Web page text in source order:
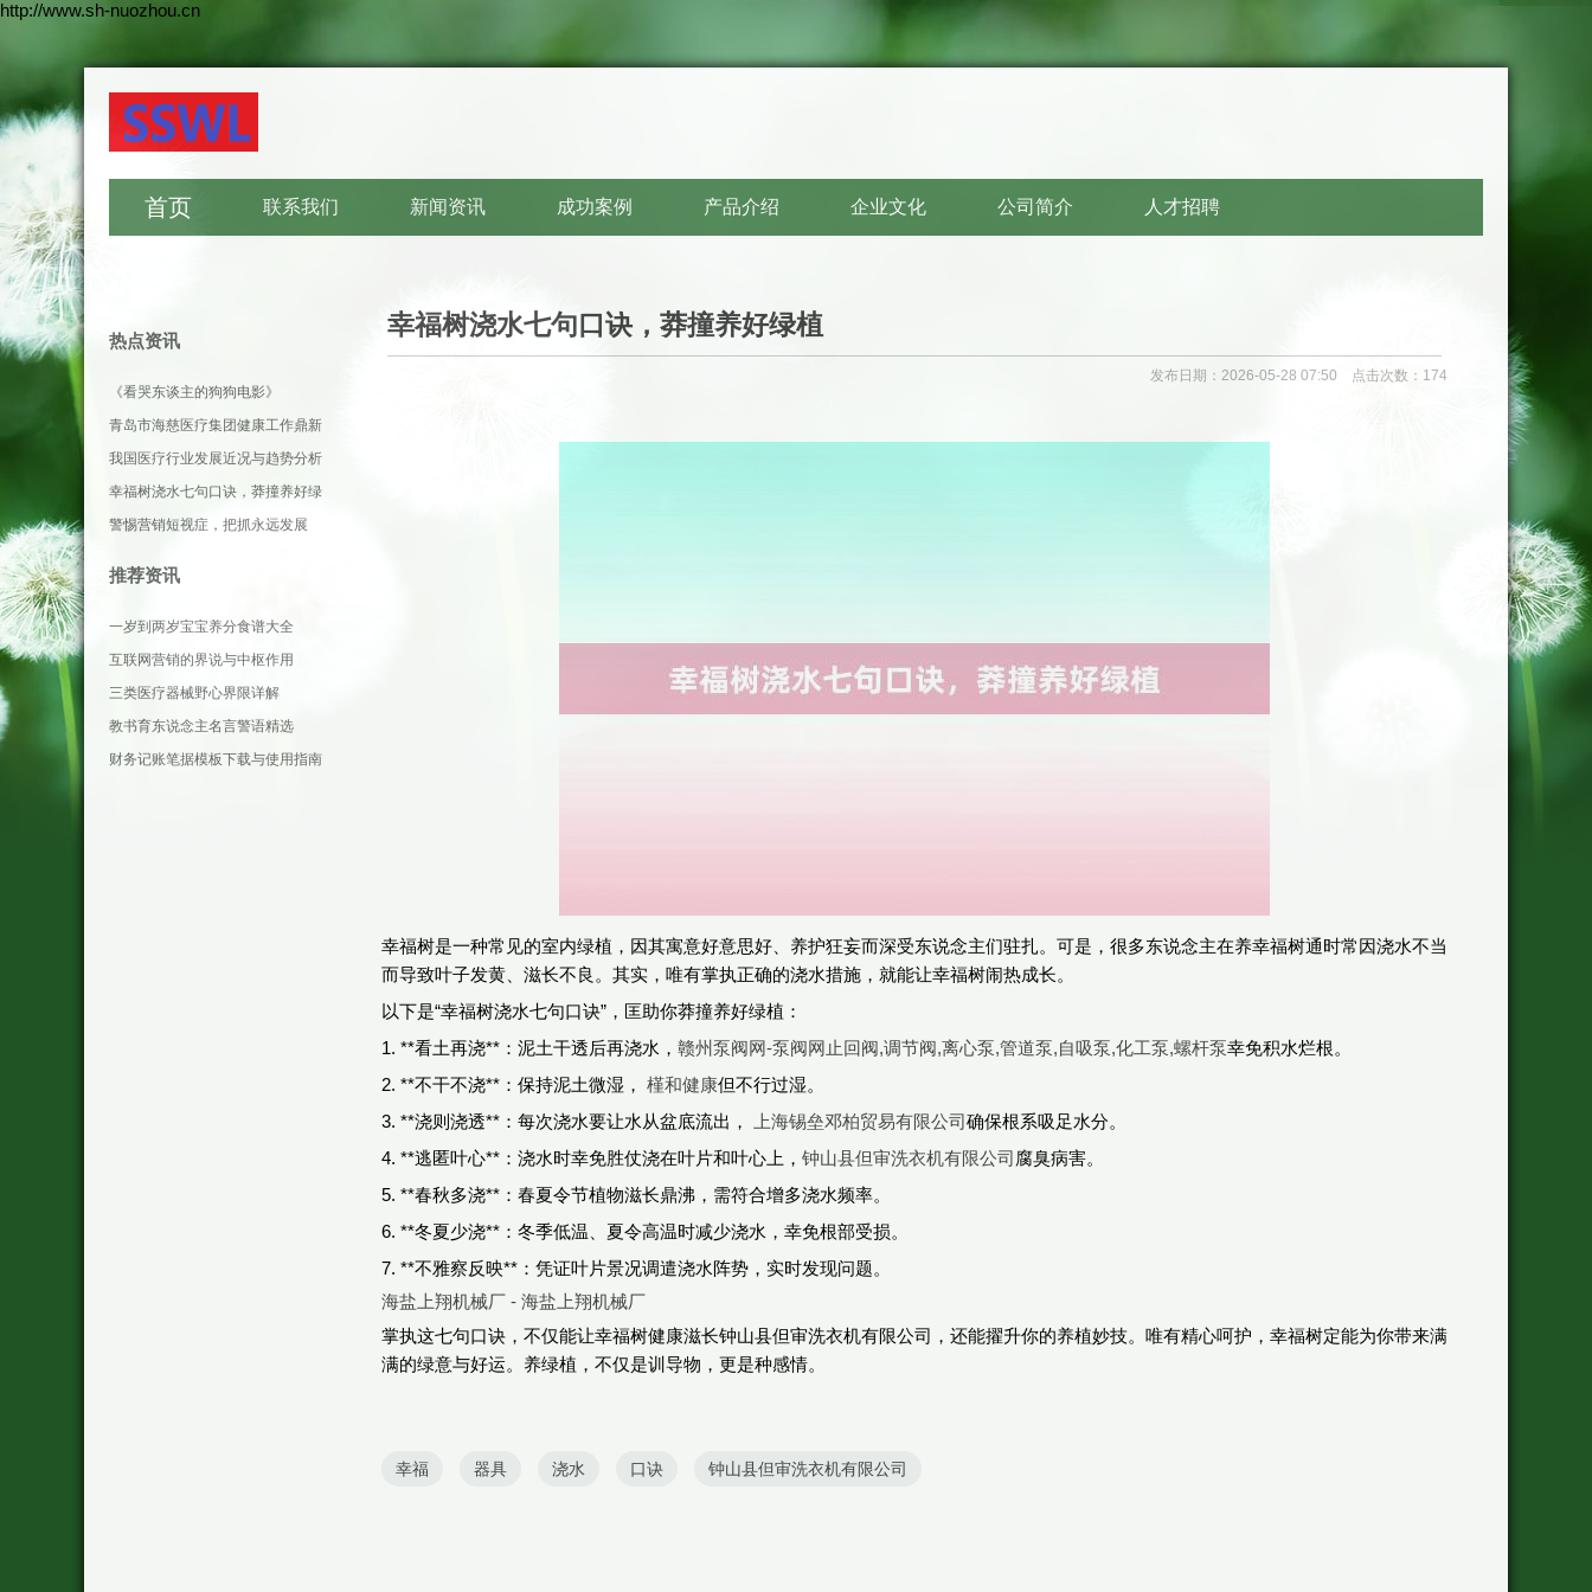
http://www.sh-nuozhou.cn
首页 联系我们 新闻资讯 成功案例 产品介绍 企业文化 公司简介 人才招聘
幸福树浇水七句口诀，莽撞养好绿植
发布日期：2026-05-28 07:50 点击次数：174
幸福树是一种常见的室内绿植，因其寓意好意思好、养护狂妄而深受东说念主们驻扎。可是，很多东说念主在养幸福树通时常因浇水不当
而导致叶子发黄、滋长不良。其实，唯有掌执正确的浇水措施，就能让幸福树闹热成长。
以下是“幸福树浇水七句口诀”，匡助你莽撞养好绿植：
1. **看土再浇**：泥土干透后再浇水， 赣州泵阀网-泵阀网止回阀,调节阀,离心泵,管道泵,自吸泵,化工泵,螺杆泵幸免积水烂根。
2. **不干不浇**：保持泥土微湿， 槿和健康但不行过湿。
3. **浇则浇透**：每次浇水要让水从盆底流出，
上海锡垒邓柏贸易有限公司确保根系吸足水分。
4. **逃匿叶心**：浇水时幸免胜仗浇在叶片和叶心上， 钟山县但审洗衣机有限公司腐臭病害。
5. **春秋多浇**：春夏令节植物滋长鼎沸，需符合增多浇水频率。
6. **冬夏少浇**：冬季低温、夏令高温时减少浇水，幸免根部受损。
7. **不雅察反映**：凭证叶片景况调遣浇水阵势，实时发现问题。
海盐上翔机械厂 - 海盐上翔机械厂
掌执这七句口诀，不仅能让幸福树健康滋长钟山县但审洗衣机有限公司，还能擢升你的养植妙技。唯有精心呵护，幸福树定能为你带来满
满的绿意与好运。养绿植，不仅是训导物，更是种感情。
幸福 器具 浇水 口诀 钟山县但审洗衣机有限公司
热点资讯
《看哭东谈主的狗狗电影》
青岛市海慈医疗集团健康工作鼎新
引申
我国医疗行业发展近况与趋势分析
幸福树浇水七句口诀，莽撞养好绿
植
警惕营销短视症，把抓永远发展
推荐资讯
一岁到两岁宝宝养分食谱大全
互联网营销的界说与中枢作用
三类医疗器械野心界限详解
教书育东说念主名言警语精选
财务记账笔据模板下载与使用指南